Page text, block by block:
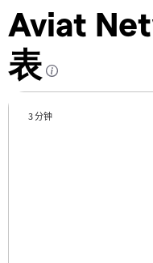
Aviat
表
3 分钟